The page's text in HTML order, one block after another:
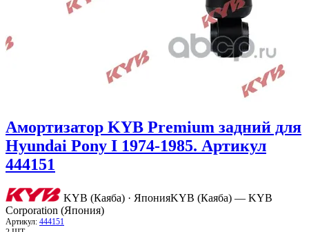
Амортизатор KYB Premium задний для
Hyundai Pony I 1974-1985. Артикул
444151
KYB (Каяба) · ЯпонияKYB (Каяба) — KYB
Corporation (Япония)
Артикул: 444151